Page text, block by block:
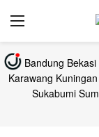
Bandung Bekasi
Karawang Kuningan
Sukabumi